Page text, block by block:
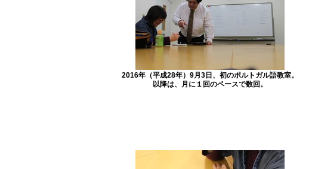
2016年（平成28年）9月3日、初のポルトガル語教室。
以降は、月に１回のペースで数回。